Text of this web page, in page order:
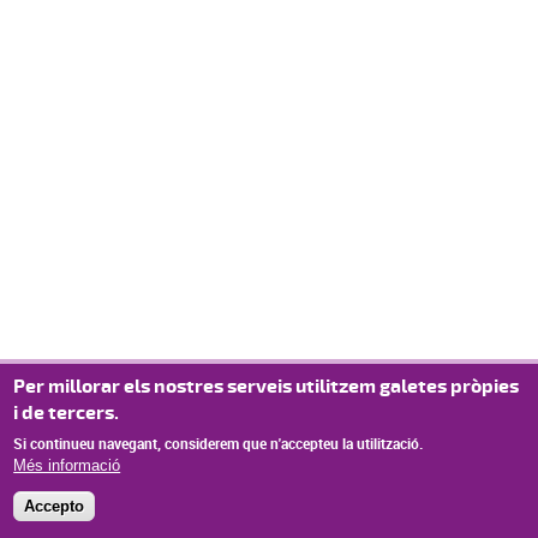
Per millorar els nostres serveis utilitzem galetes pròpies
i de tercers.
Si continueu navegant, considerem que n'accepteu la utilització.
Més informació
Accepto